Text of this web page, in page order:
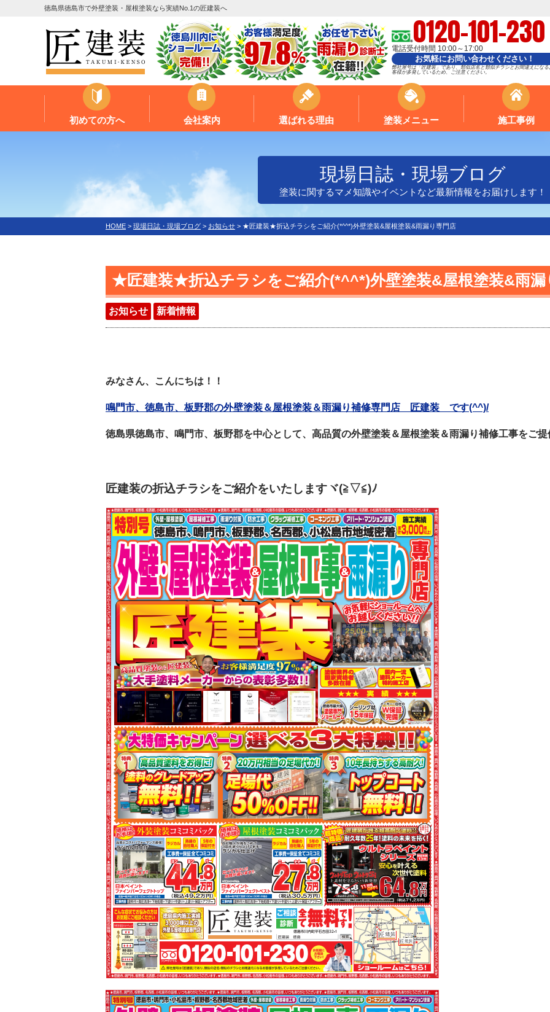
徳島県徳島市で外壁塗装・屋根塗装なら実績No.1の匠建装へ
0120-101-230
電話受付時間 10:00～17:00
お気軽にお問い合わせください！
弊社屋号は「匠建装」であり、類似店名と類似チラシとお間違えになる
客様が多発しているため、ご注意ください。
初めての方へ 会社案内 選ばれる理由 塗装メニュー 施工事例
現場日誌・現場ブログ
塗装に関するマメ知識やイベントなど最新情報をお届けします！
HOME > 現場日誌・現場ブログ > お知らせ > ★匠建装★折込チラシをご紹介(*^^*)外壁塗装&屋根塗装&雨漏り専門店
★匠建装★折込チラシをご紹介(*^^*)外壁塗装&屋根塗装&雨漏
お知らせ 新着情報
みなさん、こんにちは！！
鳴門市、徳島市、板野郡の外壁塗装＆屋根塗装＆雨漏り補修専門店 匠建装 です(^^)/
徳島県徳島市、鳴門市、板野郡を中心として、高品質の外壁塗装＆屋根塗装＆雨漏り補修工事をご
匠建装の折込チラシをご紹介をいたしますヾ(≧▽≦)ﾉ